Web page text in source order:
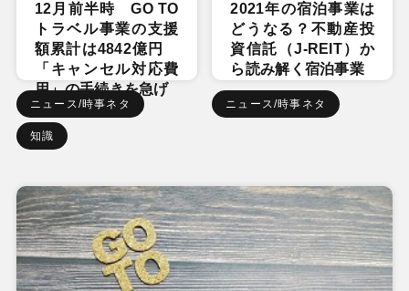
12月前半時 GO TO
トラベル事業の支援
額累計は4842億円
「キャンセル対応費
用」の手続きを急げ
ニュース/時事ネタ
知識
2021年の宿泊事業は
どうなる？不動産投
資信託（J-REIT）か
ら読み解く宿泊事業
ニュース/時事ネタ